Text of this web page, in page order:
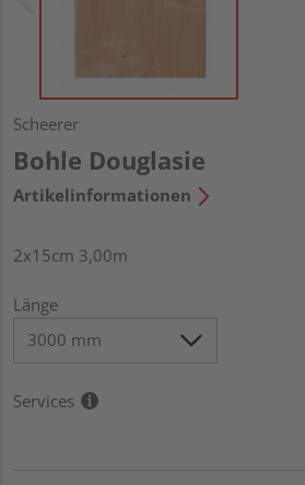
Scheerer
Bohle Douglasie
Artikelinformationen
2x15cm 3,00m
Länge
Services